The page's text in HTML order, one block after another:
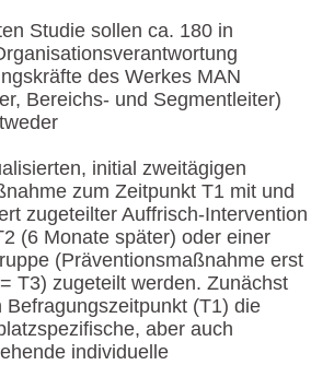
Studie sollen ca. 180 in
des Werkes MAN
Bereichs- und Segmentleiter)
initial zweitägigen
zum Zeitpunkt T1 mit und
zugeteilter Auffrisch-Intervention
(6 Monate später) oder einer
(Präventionsmaßnahme erst
T3) zugeteilt werden. Zunächst
Befragungszeitpunkt (T1) die
aber auch
individuelle